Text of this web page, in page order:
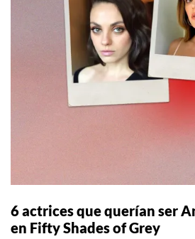
6 actrices que querían ser
en Fifty Shades of Grey